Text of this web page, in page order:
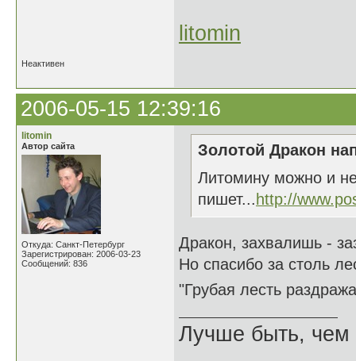
litomin
Неактивен
2006-05-15 12:39:16
litomin
Автор сайта
Откуда: Санкт-Петербург
Зарегистрирован: 2006-03-23
Сообщений: 836
Золотой Дракон
Литомину можно и
пишет... http://
Дракон, захвалишь -
Но спасибо за столь
"Грубая лесть
Лучше быть, чем